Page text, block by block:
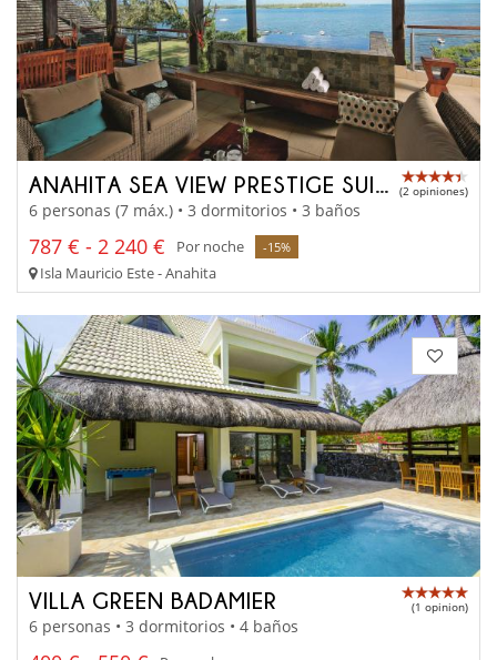
ANAHITA SEA VIEW PRESTIGE SUITE (2 opiniones)
6 personas (7 máx.) • 3 dormitorios • 3 baños
787 € - 2 240 € Por noche -15%
Isla Mauricio Este - Anahita
VILLA GREEN BADAMIER (1 opinion)
6 personas • 3 dormitorios • 4 baños